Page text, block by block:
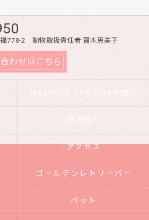
778-2 動物取扱責任者 齋木恵美子
わせはこちら
Magnolia Dog Siteの想い
成犬紹介
アクセス
ゴールデンレトリーバー
ペット